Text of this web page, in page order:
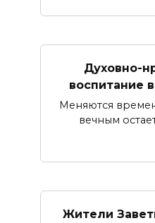
Духовно-
воспитание
Меняются
вечным
Жители